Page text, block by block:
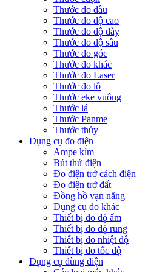
Thước đo dầu
Thước đo độ cao
Thước đo độ dày
Thước đo độ sâu
Thước đo góc
Thước đo khác
Thước đo Laser
Thước đo lỗ
Thước eke vuông
Thước lá
Thước Panme
Thước thủy
Dụng cụ đo điện
Ampe kìm
Bút thử điện
Đo điện trở cách điện
Đo điện trở đất
Đồng hồ vạn năng
Dụng cụ đo khác
Thiết bị đo độ ẩm
Thiết bị đo độ rung
Thiết bị đo nhiệt độ
Thiết bị đo tốc độ
Dụng cụ dùng điện